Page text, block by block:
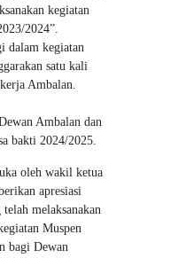
kegiatan
2024”.
dalam kegiatan
satu kali
Ambalan.
Ambalan dan
bakti 2024/2025.
oleh wakil ketua
apresiasi
melaksanakan
Muspen
bagi Dewan